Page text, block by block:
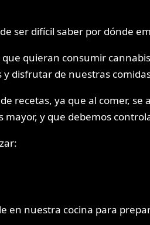
ser difícil saber por dónde
quieran consumir
disfrutar de nuestras
recetas, ya que al comer,
y que debemos
en nuestra cocina para